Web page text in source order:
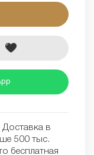
Доставка в
500 тыс.
бесплатная